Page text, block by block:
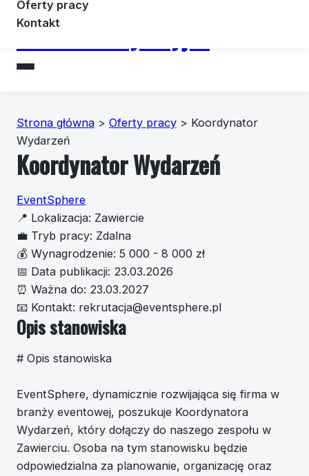
Forummotoryzacyjne
Oferty pracy
Kontakt
Strona główna > Oferty pracy > Koordynator
Wydarzeń
Koordynator Wydarzeń
EventSphere
📍 Lokalizacja: Zawiercie
💼 Tryb pracy: Zdalna
💰 Wynagrodzenie: 5 000 - 8 000 zł
📅 Data publikacji: 23.03.2026
⏰ Ważna do: 23.03.2027
📧 Kontakt: rekrutacja@eventsphere.pl
Opis stanowiska
# Opis stanowiska
EventSphere, dynamicznie rozwijająca się firma w
branży eventowej, poszukuje Koordynatora
Wydarzeń, który dołączy do naszego zespołu w
Zawierciu. Osoba na tym stanowisku będzie
odpowiedzialna za planowanie, organizację oraz